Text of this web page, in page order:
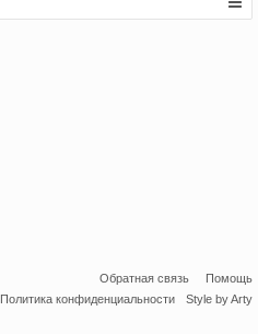
Обратная связь
Помощь
Политика конфиденциальности
Style by Arty